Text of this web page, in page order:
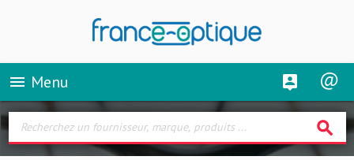
menu Menu
search